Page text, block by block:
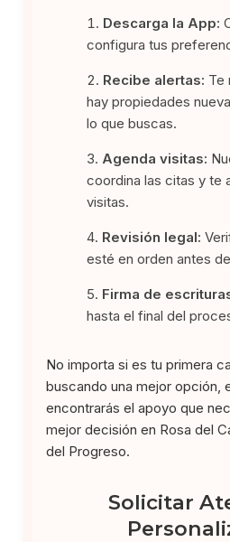
Descarga la App:
configura tus
Recibe alertas: Te
hay propiedades
lo que buscas.
Agenda visitas:
coordina las citas y te
visitas.
Revisión legal:
esté en orden antes
Firma de
hasta el final del
No importa si es tu primera
buscando una mejor opción,
encontrarás el apoyo que
mejor decisión en Rosa del
del Progreso.
Solicitar